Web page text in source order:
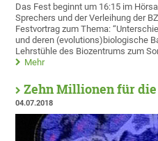
Das Fest beginnt um 16:15 im
Sprechers und der Verleihung der
Festvortrag zum Thema:
und deren (evolutions)biologische
Lehrstühle des Biozentrums zum
Mehr
Zehn Millionen für
04.07.2018